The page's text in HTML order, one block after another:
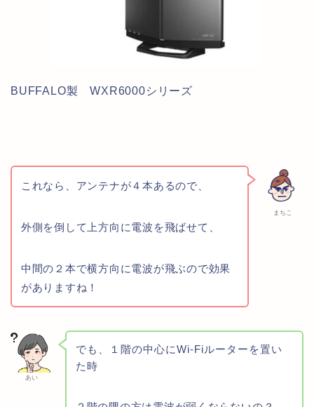
BUFFALO製 WXR6000シリーズ
まちこ
これなら、アンテナが４本あるので、
外側を倒して上方向に電波を飛ばせて、
中間の２本で横方向に電波が飛ぶので効果
がありますね！
あい
でも、１階の中心にWi-Fiルーターを置い
た時